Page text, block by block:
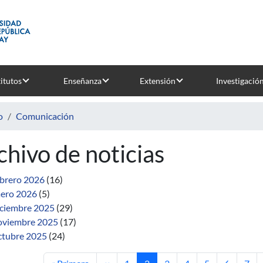
Enseñanza Extensión Investigación
Comunicación
de noticias
2026 (16)
2026 (5)
2025 (29)
2025 (17)
2025 (24)